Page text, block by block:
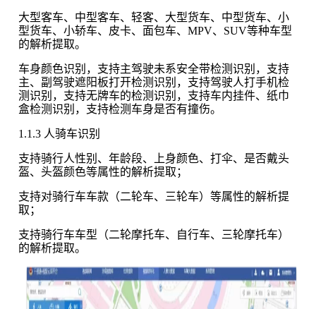
大型客车、中型客车、轻客、大型货车、中型货车、小
型货车、小轿车、皮卡、面包车、MPV、SUV等种车型
的解析提取。
车身颜色识别，支持主驾驶未系安全带检测识别，支持
主、副驾驶遮阳板打开检测识别，支持驾驶人打手机检
测识别，支持无牌车的检测识别，支持车内挂件、纸巾
盒检测识别，支持检测车身是否有撞伤。
1.1.3 人骑车识别
支持骑行人性别、年龄段、上身颜色、打伞、是否戴头
盔、头盔颜色等属性的解析提取；
支持对骑行车车款（二轮车、三轮车）等属性的解析提
取；
支持骑行车车型（二轮摩托车、自行车、三轮摩托车）
的解析提取。